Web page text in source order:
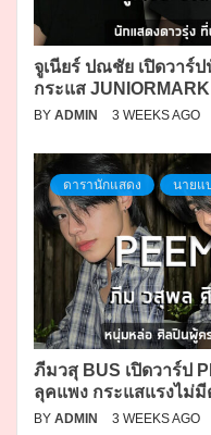
จูเนียร์ ปณชัย เปิดวาร์
กระแส
BY ADMIN 3 WEEKS AGO
ดารานักแสดง นายแ
ภีมวสุ BUS เปิดวาร์ป
ลุคแพง กระแสแรงไม่มี
BY ADMIN 3 WEEKS AGO